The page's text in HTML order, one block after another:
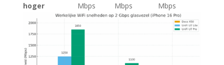
hoger
Mbps
Mbps
Mbps